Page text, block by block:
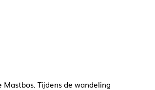
Tijdens de wandeling